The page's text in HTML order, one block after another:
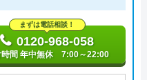
まずは電話相談！
0120-968-058
時間 年中無休 7:00～22:00